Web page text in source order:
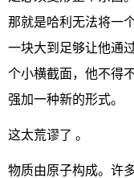
那就是哈利无法将一
一块大到足够让他通
个小横截面，他不得
强加一种新的形式。
这太荒谬了 。
物质由原子构成。许